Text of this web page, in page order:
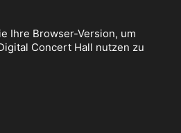
Ihre Browser-Version, um
Concert Hall nutzen zu